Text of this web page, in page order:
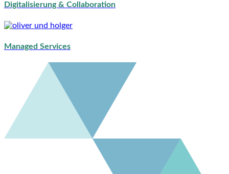
Digitalisierung & Collaboration
Managed Services